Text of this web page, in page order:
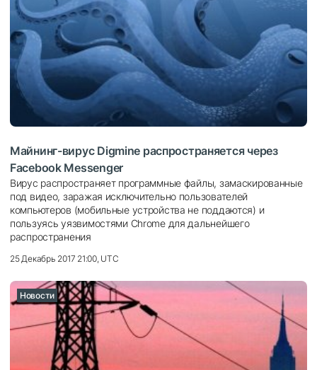
Майнинг-вирус Digmine распространяется через
Facebook Messenger
Вирус распространяет программные файлы, замаскированные
под видео, заражая исключительно пользователей
компьютеров (мобильные устройства не поддаются) и
пользуясь уязвимостями Chrome для дальнейшего
распространения
25 Декабрь 2017 21:00, UTC
Новости